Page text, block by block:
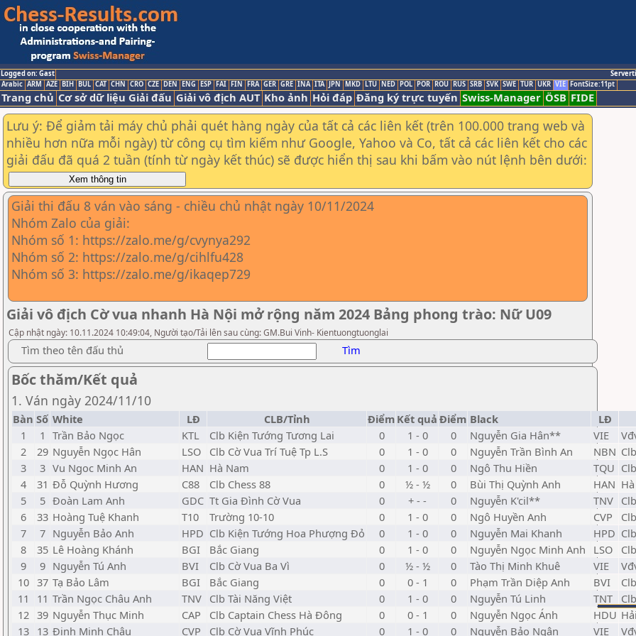
Logged on: Gast
Arabic ARM AZE BIH BUL CAT CHN CRO CZE DEN ENG ESP FAI FIN FRA GER GRE INA ITA JPN MKD LTU NED POL POR ROU RUS SRB SVK SWE TUR UKR VIE FontSize:11pt
Trang chủ Cơ sở dữ liệu Giải đấu Giải vô địch AUT Kho ảnh Hỏi đáp Đăng ký trực tuyến Swiss-Manager ÖSB FIDE
Lưu ý: Để giảm tải máy chủ phải quét hàng ngày của tất cả các liên kết (trên 100.000 trang web và
nhiều hơn nữa mỗi ngày) từ công cụ tìm kiếm như Google, Yahoo và Co, tất cả các liên kết cho các
giải đấu đã quá 2 tuần (tính từ ngày kết thúc) sẽ được hiển thị sau khi bấm vào nút lệnh bên dưới:
Giải thi đấu 8 ván vào sáng - chiều chủ nhật ngày 10/11/2024
Nhóm Zalo của giải:
Nhóm số 1: https://zalo.me/g/cvynya292
Nhóm số 2: https://zalo.me/g/cihlfu428
Nhóm số 3: https://zalo.me/g/ikaqep729
Giải vô địch Cờ vua nhanh Hà Nội mở rộng năm 2024 Bảng phong trào: Nữ U09
Cập nhật ngày: 10.11.2024 10:49:04, Người tạo/Tải lên sau cùng: GM.Bui Vinh- Kientuongtuonglai
Tìm theo tên đấu thủ Tìm
Bốc thăm/Kết quả
1. Ván ngày 2024/11/10
Bàn Số White LĐ CLB/Tỉnh Điểm Kết quả Điểm Black LĐ
1
1 Trần Bảo Ngọc KTL Clb Kiện Tướng Tương Lai 0 1 - 0 0 Nguyễn Gia Hân** VIE
2
29 Nguyễn Ngọc Hân LSO Clb Cờ Vua Trí Tuệ Tp L.S 0 1 - 0 0 Nguyễn Trần Bình An NBN
3
3 Vu Ngoc Minh An HAN Hà Nam 0 1 - 0 0 Ngô Thu Hiền TQU
4
31 Đỗ Quỳnh Hương C88 Clb Chess 88 0 ½ - ½ 0 Bùi Thị Quỳnh Anh HAN
5
5 Đoàn Lam Anh GDC Tt Gia Đình Cờ Vua 0 + - - 0 Nguyễn K'cil** TNV
6
33 Hoàng Tuệ Khanh T10 Trường 10-10 0 1 - 0 0 Ngô Huyền Anh CVP
7
7 Nguyễn Bảo Anh HPD Clb Kiện Tướng Hoa Phượng Đỏ 0 1 - 0 0 Nguyễn Mai Khanh HPD
8
35 Lê Hoàng Khánh BGI Bắc Giang 0 1 - 0 0 Nguyễn Ngọc Minh Anh LSO
9
9 Nguyễn Tú Anh BVI Clb Cờ Vua Ba Vì 0 ½ - ½ 0 Tào Thị Minh Khuê VIE
10 37 Tạ Bảo Lâm BGI Bắc Giang 0 0 - 1 0 Phạm Trần Diệp Anh BVI
11
11 Trần Ngọc Châu Anh TNV Clb Tài Năng Việt 0 1 - 0 0 Nguyễn Tú Linh TNT
12 39 Nguyễn Thục Minh CAP Clb Captain Chess Hà Đông 0 0 - 1 0 Nguyễn Ngọc Ánh HDU
13 13 Đinh Minh Châu CVP Clb Cờ Vua Vĩnh Phúc 0 1 - 0 0 Nguyễn Bảo Ngân VIE